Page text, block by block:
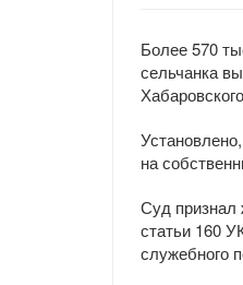
Более 570
сельчанка
на
Суд признал
статьи 160
служебного